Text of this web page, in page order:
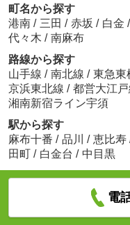
町名から探す
港南 / 三田 / 赤坂 / 白金 /
代々木 / 南麻布
路線から探す
山手線 / 南北線 / 東急東
京浜東北線 / 都営大江戸
湘南新宿ライン宇須
駅から探す
麻布十番 / 品川 / 恵比寿
田町 / 白金台 / 中目黒
電